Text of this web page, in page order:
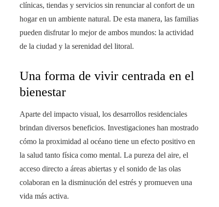
clínicas, tiendas y servicios sin renunciar al confort de un
hogar en un ambiente natural. De esta manera, las familias
pueden disfrutar lo mejor de ambos mundos: la actividad
de la ciudad y la serenidad del litoral.
Una forma de vivir centrada en el
bienestar
Aparte del impacto visual, los desarrollos residenciales
brindan diversos beneficios. Investigaciones han mostrado
cómo la proximidad al océano tiene un efecto positivo en
la salud tanto física como mental. La pureza del aire, el
acceso directo a áreas abiertas y el sonido de las olas
colaboran en la disminución del estrés y promueven una
vida más activa.